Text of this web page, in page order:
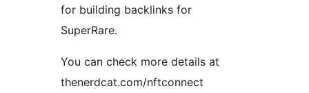
for building backlinks for
SuperRare.
You can check more details at
thenerdcat.com/nftconnect